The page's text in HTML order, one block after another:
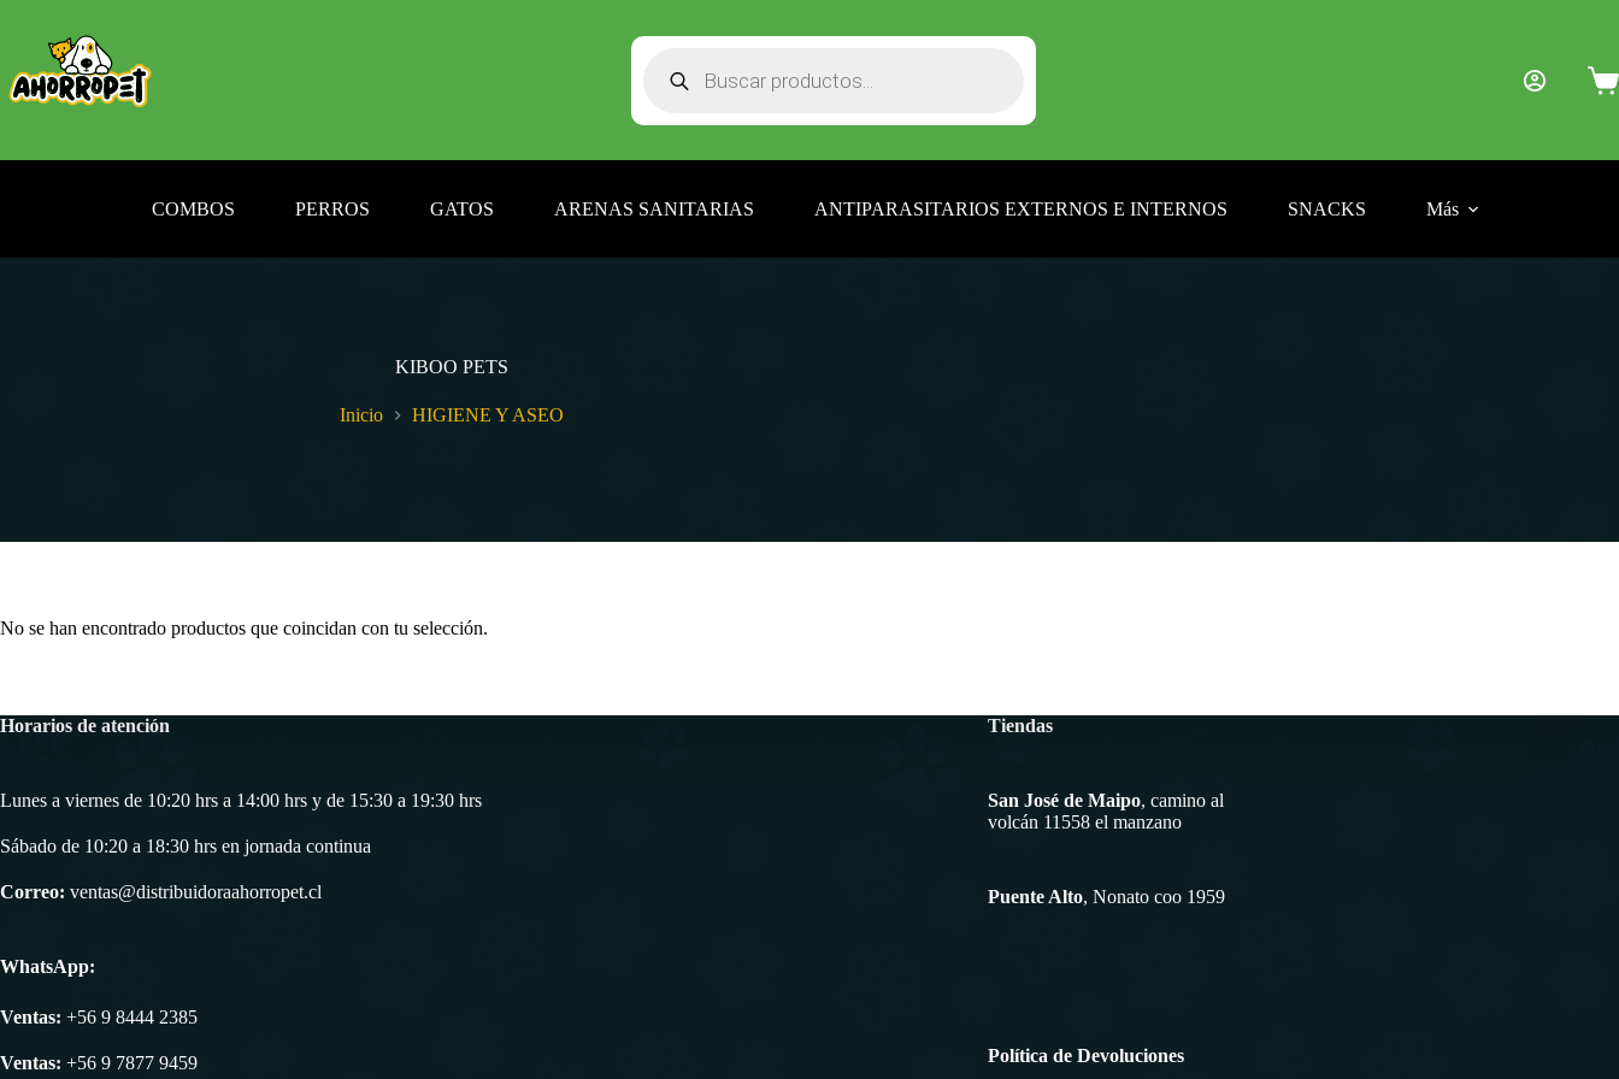
contenido
productos
COMBOS PERROS GATOS ARENAS SANITARIAS ANTIPARASITARIOS EXTERNOS E INTERNOS SNACKS Más
KIBOO PETS
Inicio HIGIENE Y ASEO
No se han encontrado productos que coincidan con tu selección.
Horarios de atención
Lunes a viernes de 10:20 hrs a 14:00 hrs y de 15:30 a 19:30 hrs
Sábado de 10:20 a 18:30 hrs en jornada continua
Correo: ventas@distribuidoraahorropet.cl
WhatsApp:
Ventas: +56 9 8444 2385
Ventas: +56 9 7877 9459
Tiendas
San José de Maipo, camino al
volcán 11558 el manzano
Puente Alto, Nonato coo 1959
Política de Devoluciones